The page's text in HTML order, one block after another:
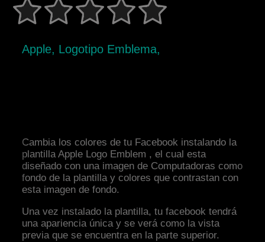
Apple, Logotipo Emblema,
Cambia los colores de tu Facebook instalando la
plantilla Apple Logo Emblem , el cual esta
diseñado con una imagen de Computadoras como
fondo de la plantilla y colores que contrastan con
esta imagen de fondo.
Una vez instalado la plantilla, tu facebook tendrá
una apariencia única y se verá como la vista
previa que se encuentra en la parte superior.